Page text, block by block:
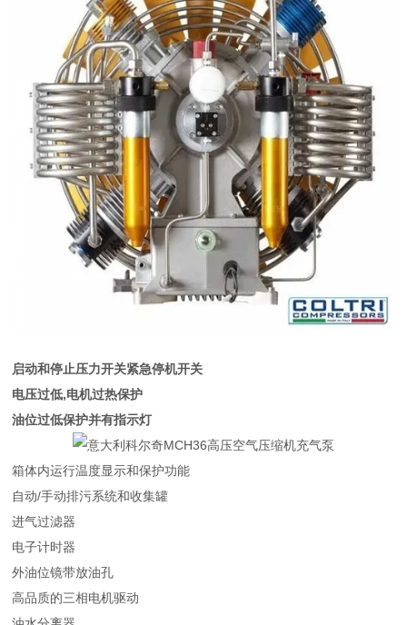
启动和停止压力开关紧急停机开关
电压过低,电机过热保护
油位过低保护并有指示灯
箱体内运行温度显示和保护功能
自动/手动排污系统和收集罐
进气过滤器
电子计时器
外油位镜带放油孔
高品质的三相电机驱动